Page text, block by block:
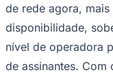
Vasco
de rede agora,
disponibilidade,
nível de operadora
de assinantes.